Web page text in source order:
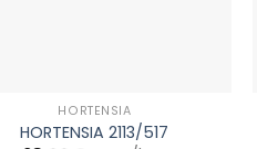
HORTENSIA
HORTENSIA 2113/517